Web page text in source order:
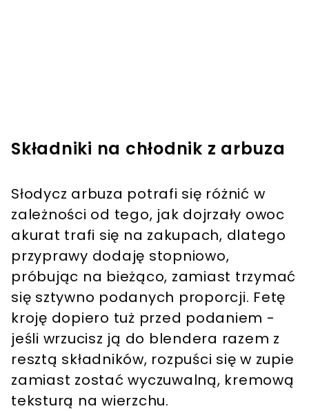
Składniki na chłodnik z arbuza
Słodycz arbuza potrafi się różnić w
zależności od tego, jak dojrzały owoc
akurat trafi się na zakupach, dlatego
przyprawy dodaję stopniowo,
próbując na bieżąco, zamiast trzymać
się sztywno podanych proporcji. Fetę
kroję dopiero tuż przed podaniem -
jeśli wrzucisz ją do blendera razem z
resztą składników, rozpuści się w zupie
zamiast zostać wyczuwalną, kremową
teksturą na wierzchu.